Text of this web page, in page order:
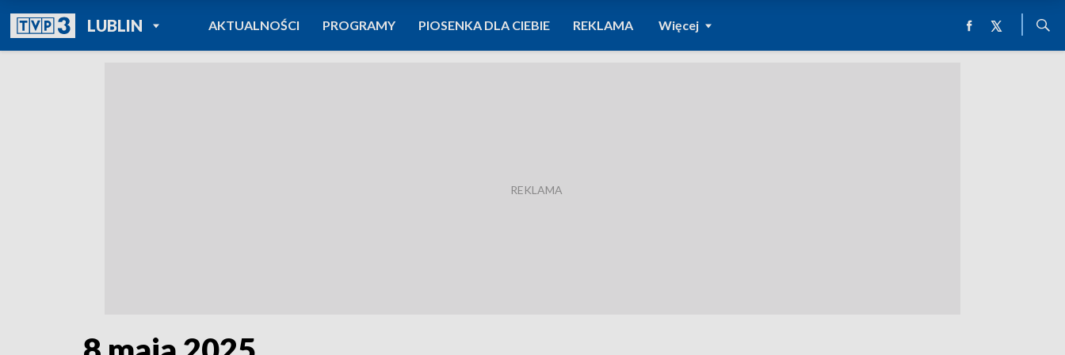
LUBLINPOWRÓT DO
TVP REGIONY
AKTUALNOŚCI PROGRAMY PIOSENKA DLA CIEBIE REKLAMA Więcej